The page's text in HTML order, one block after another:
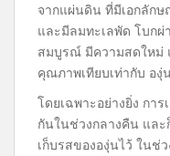
จากแผ่นดิน ที่มีเอกลัก
และมีลมทะเลพัด โบก
สมบูรณ์ มีความสดใหม่
คุณภาพเทียบเท่ากับ องุ่
โดยเฉพาะอย่างยิ่ง การ
กันในช่วงกลางคืน แล
เก็บรสขององุ่นไว้ ในช่